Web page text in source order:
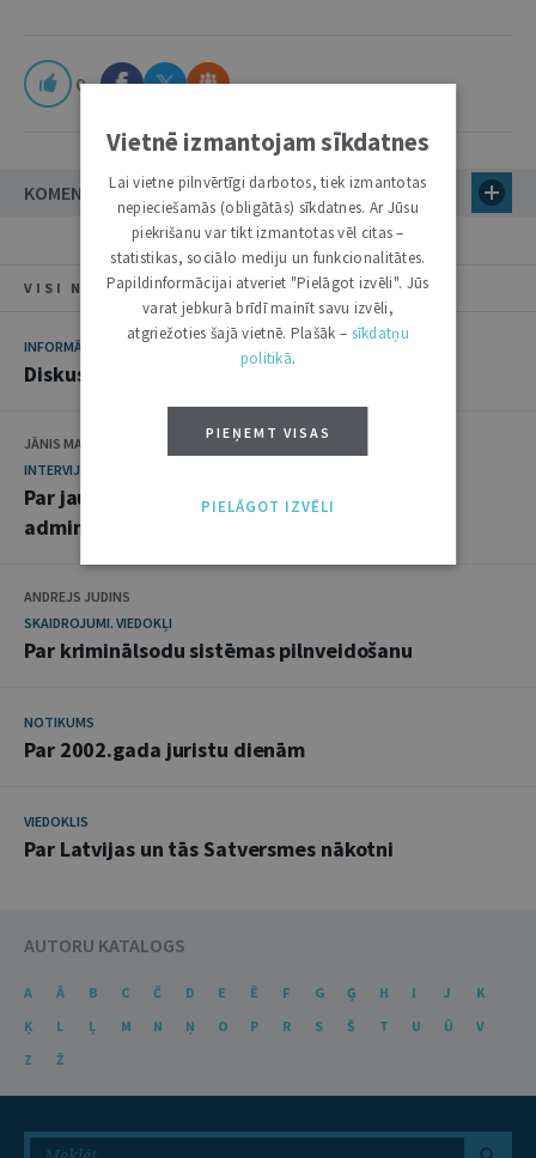
0
KOMENTĀRI
VISI NUMURA RAKSTI
INFORMĀCIJA
Diskusijā par nosacīti notiesātajiem
JĀNIS MARŠĀNS
INTERVIJA
Par jauno uzņēmumu maksātnespējas
administrēšanā
ANDREJS JUDINS
SKAIDROJUMI. VIEDOKĻI
Par kriminālsodu sistēmas pilnveidošanu
NOTIKUMS
Par 2002.gada juristu dienām
VIEDOKLIS
Par Latvijas un tās Satversmes nākotni
AUTORU KATALOGS
A Ā B C Č D E Ē F G Ģ H I J
K
Ķ
L Ļ M N Ņ O P R S Š T U Ū
V
Z
Ž
Vietnē izmantojam sīkdatnes
Lai vietne pilnvērtīgi darbotos, tiek izmantotas
nepieciešamās (obligātās) sīkdatnes. Ar Jūsu
piekrišanu var tikt izmantotas vēl citas –
statistikas, sociālo mediju un funkcionalitātes.
Papildinformācijai atveriet "Pielāgot izvēli". Jūs
varat jebkurā brīdī mainīt savu izvēli,
atgriežoties šajā vietnē. Plašāk – sīkdatņu
politikā.
PIEŅEMT VISAS
PIELĀGOT IZVĒLI